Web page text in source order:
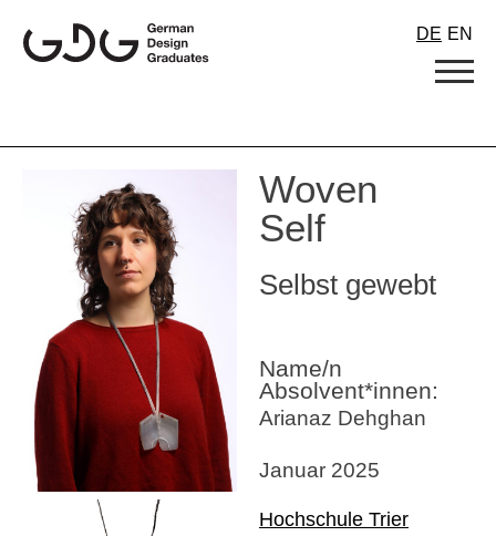
content
DE EN
Woven
Self
Selbst gewebt
Name/n
Absolvent*innen:
Arianaz Dehghan
Januar 2025
Hochschule Trier